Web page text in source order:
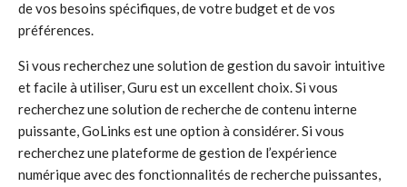
de vos besoins spécifiques, de votre budget et de vos
préférences.
Si vous recherchez une solution de gestion du savoir intuitive
et facile à utiliser, Guru est un excellent choix. Si vous
recherchez une solution de recherche de contenu interne
puissante, GoLinks est une option à considérer. Si vous
recherchez une plateforme de gestion de l’expérience
numérique avec des fonctionnalités de recherche puissantes,